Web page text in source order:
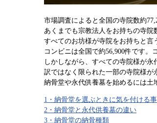
市場調査によると全国の寺院数約
あくまでも宗教法人をお持ちの寺院
すべてのお坊様が寺院をお持ちと言
コンビニは全国で約56,900件です。
しかしながら、すべての寺院様が
訳ではなく限られた一部の寺院様が
納骨堂や永代供養墓を始めるには土
1・納骨堂を選ぶときに気を付ける事
2・納骨堂と永代供養墓の違い
3・納骨堂の納骨種類